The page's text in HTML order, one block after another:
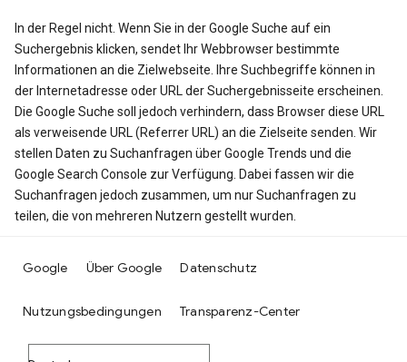
In der Regel nicht. Wenn Sie in der Google Suche auf ein
Suchergebnis klicken, sendet Ihr Webbrowser bestimmte
Informationen an die Zielwebseite. Ihre Suchbegriffe können in
der Internetadresse oder URL der Suchergebnisseite erscheinen.
Die Google Suche soll jedoch verhindern, dass Browser diese URL
als verweisende URL (Referrer URL) an die Zielseite senden. Wir
stellen Daten zu Suchanfragen über Google Trends und die
Google Search Console zur Verfügung. Dabei fassen wir die
Suchanfragen jedoch zusammen, um nur Suchanfragen zu
teilen, die von mehreren Nutzern gestellt wurden.
Google Über Google Datenschutz
Nutzungsbedingungen Transparenz-Center